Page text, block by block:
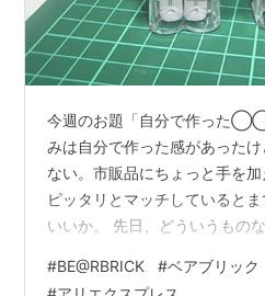
今週のお題「自分で作った
みは自分で作った感があった
ない。市販品にちょっと手を
ピッタリとマッチしていると
いいか。 先日、どういうもの
いうものを品川駅の駅ナカで買
#BE@RBRICK #ベアブリック